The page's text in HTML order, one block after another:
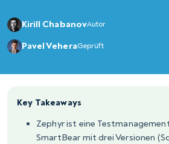
Kirill ChabanovAutor
Pavel VeheraGeprüft
Key Takeaways
Zephyr ist eine
SmartBear mit drei Versionen